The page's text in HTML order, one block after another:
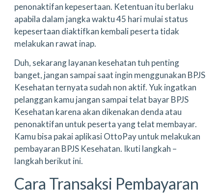
penonaktifan kepesertaan. Ketentuan itu berlaku
apabila dalam jangka waktu 45 hari mulai status
kepesertaan diaktifkan kembali peserta tidak
melakukan rawat inap.
Duh, sekarang layanan kesehatan tuh penting
banget, jangan sampai saat ingin menggunakan BPJS
Kesehatan ternyata sudah non aktif. Yuk ingatkan
pelanggan kamu jangan sampai telat bayar BPJS
Kesehatan karena akan dikenakan denda atau
penonaktifan untuk peserta yang telat membayar.
Kamu bisa pakai aplikasi OttoPay untuk melakukan
pembayaran BPJS Kesehatan. Ikuti langkah –
langkah berikut ini.
Cara Transaksi Pembayaran